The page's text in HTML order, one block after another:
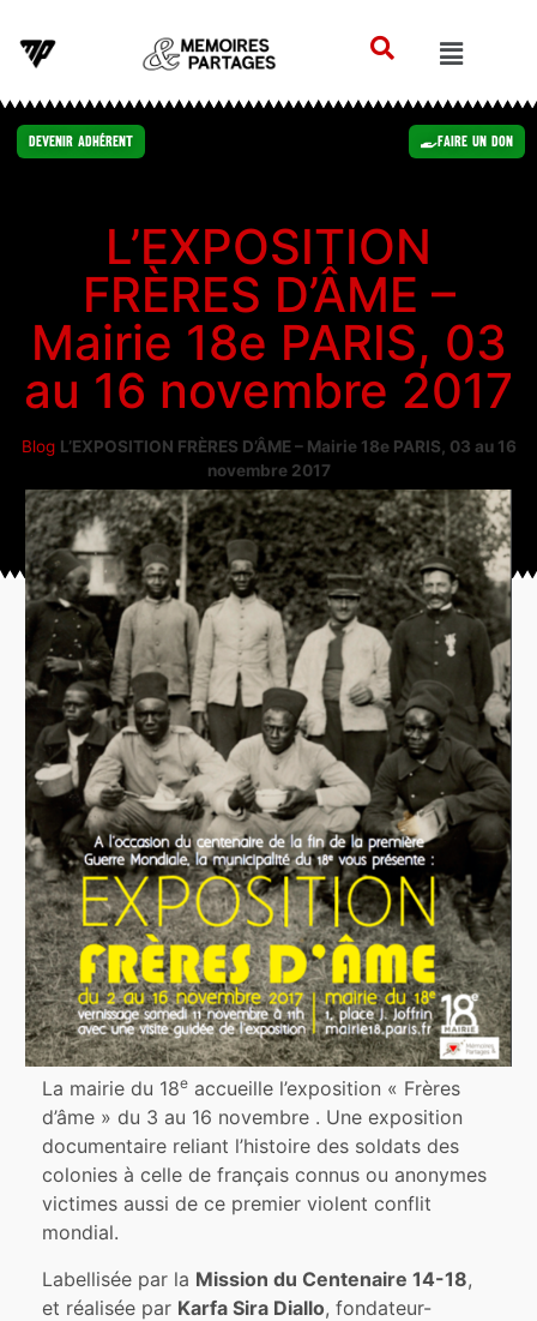
Devenir Adhérent Faire un Don
L’EXPOSITION
FRÈRES D’ÂME –
Mairie 18e PARIS, 03
au 16 novembre 2017
Blog L’EXPOSITION FRÈRES D’ÂME – Mairie 18e PARIS, 03 au 16
novembre 2017
La mairie du 18e accueille l’exposition « Frères
d’âme » du 3 au 16 novembre . Une exposition
documentaire reliant l’histoire des soldats des
colonies à celle de français connus ou anonymes
victimes aussi de ce premier violent conflit
mondial.
Labellisée par la Mission du Centenaire 14-18,
et réalisée par Karfa Sira Diallo, fondateur-